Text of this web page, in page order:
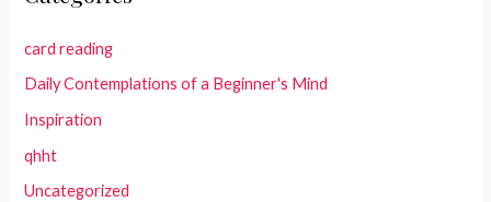
card reading
Daily Contemplations of a Beginner's Mind
Inspiration
qhht
Uncategorized